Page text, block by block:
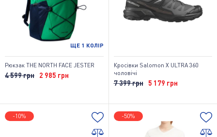
ЩЕ 1 КОЛІР
Рюкзак THE NORTH FACE JESTER
4 599 грн 2 985 грн
Кросівки Salomon X ULTRA 360
чоловічі
7 399 грн 5 179 грн
-10% -50%